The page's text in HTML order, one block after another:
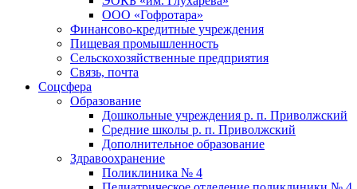
ООО «Гофротара»
Финансово-кредитные учреждения
Пищевая промышленность
Сельскохозяйственные предприятия
Связь, почта
Соцсфера
Образование
Дошкольные учреждения р. п. Приволжский
Средние школы р. п. Приволжский
Дополнительное образование
Здравоохранение
Поликлиника № 4